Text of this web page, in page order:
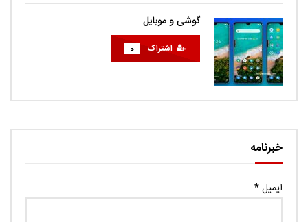
گوشی و موبایل
اشتراک 0
خبرنامه
ایمیل*